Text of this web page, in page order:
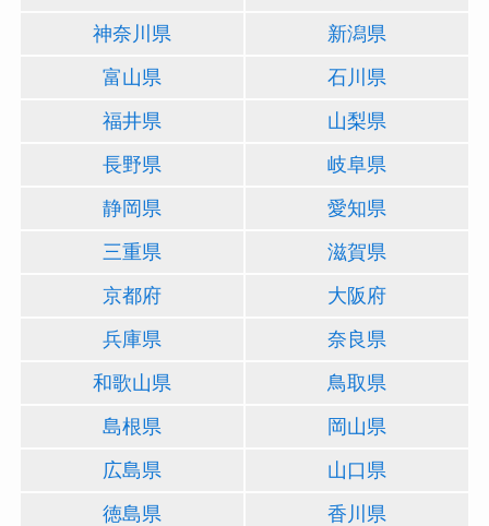
神奈川県
新潟県
富山県
石川県
福井県
山梨県
長野県
岐阜県
静岡県
愛知県
三重県
滋賀県
京都府
大阪府
兵庫県
奈良県
和歌山県
鳥取県
島根県
岡山県
広島県
山口県
徳島県
香川県